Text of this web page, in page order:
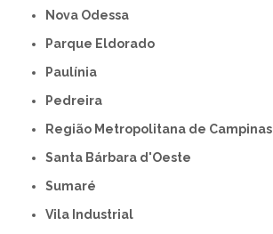
Nova Odessa
Parque Eldorado
Paulínia
Pedreira
Região Metropolitana de Campinas
Santa Bárbara d'Oeste
Sumaré
Vila Industrial